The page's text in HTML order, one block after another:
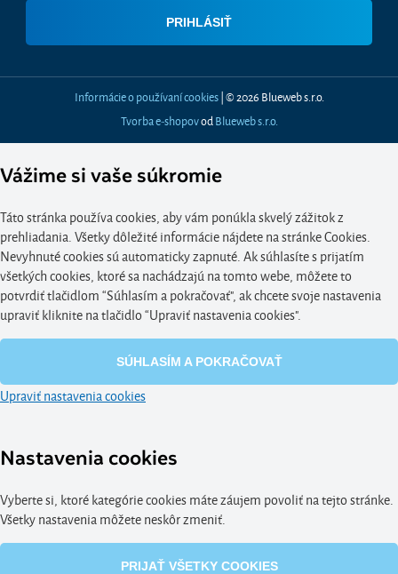
Informácie o používaní cookies| © 2026 Blueweb s.r.o.
Tvorba e-shopovod Blueweb s.r.o.
Vážime si vaše súkromie
Táto stránka používa cookies, aby vám ponúkla skvelý zážitok z
prehliadania. Všetky dôležité informácie nájdete na stránke Cookies.
Nevyhnuté cookies sú automaticky zapnuté. Ak súhlasíte s prijatím
všetkých cookies, ktoré sa nachádzajú na tomto webe, môžete to
potvrdiť tlačidlom “Súhlasím a pokračovať", ak chcete svoje nastavenia
upraviť kliknite na tlačidlo “Upraviť nastavenia cookies".
SÚHLASÍM A POKRAČOVAŤ
Upraviť nastavenia cookies
Nastavenia cookies
Vyberte si, ktoré kategórie cookies máte záujem povoliť na tejto stránke.
Všetky nastavenia môžete neskôr zmeniť.
PRIJAŤ VŠETKY COOKIES